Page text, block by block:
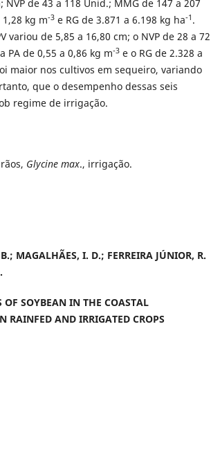
NVP de 43 a 118 Unid.; MMG de 147 a 207
1,28 kg m-3 e RG de 3.871 a 6.198 kg ha-1 .
variou de 5,85 a 16,80 cm; o NVP de 28 a 72
PA de 0,55 a 0,86 kg m-3 e o RG de 2.328 a
maior nos cultivos em sequeiro, variando
que o desempenho dessas seis
regime de irrigação.
Glycine max., irrigação.
MAGALHÃES, I. D.; FERREIRA JÚNIOR, R.
SOYBEAN IN THE COASTAL
RAINFED AND IRRIGATED CROPS